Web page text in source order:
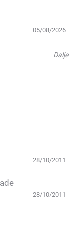
05/08/2026
Dalje
28/10/2011
28/10/2011